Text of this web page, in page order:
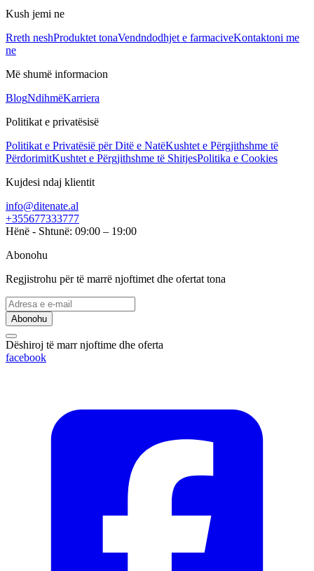
Kush jemi ne
Rreth neshProduktet tonaVendndodhjet e farmaciveKontaktoni me
ne
Më shumë informacion
BlogNdihmëKarriera
Politikat e privatësisë
Politikat e Privatësië për Ditë e NatëKushtet e Përgjithshme të
PërdorimitKushtet e Përgjithshme të ShitjesPolitika e Cookies
Kujdesi ndaj klientit
info@ditenate.al
+355677333777
Hënë - Shtunë: 09:00 – 19:00
Abonohu
Regjistrohu për të marrë njoftimet dhe ofertat tona
Abonohu
Dëshiroj të marr njoftime dhe oferta
facebook